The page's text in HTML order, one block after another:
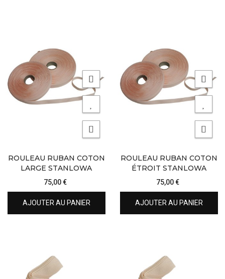
ROULEAU RUBAN COTON
LARGE STANLOWA
75,00 €
AJOUTER AU PANIER
ROULEAU RUBAN COTON
ÉTROIT STANLOWA
75,00 €
AJOUTER AU PANIER